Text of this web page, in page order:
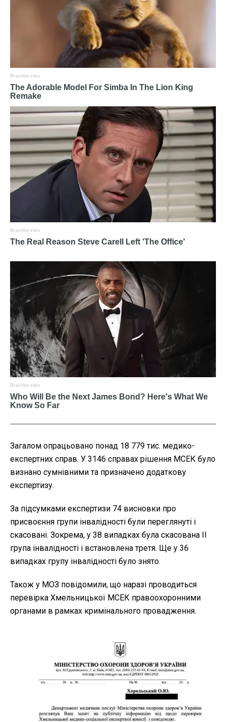
Загалом опрацьовано понад 18 779 тис. медико-
експертних справ. У 3146 справах рішення МСЕК було
визнано сумнівними та призначено додаткову
експертизу.
За підсумками експертизи 74 висновки про
присвоєння групи інвалідності були переглянуті і
скасовані. Зокрема, у 38 випадках була скасована ІІ
група інвалідності і встановлена третя. Ще у 36
випадках групу інвалідності було знято.
Також у МОЗ повідомили, що наразі проводиться
перевірка Хмельницької МСЕК правоохоронними
органами в рамках кримінального провадження.